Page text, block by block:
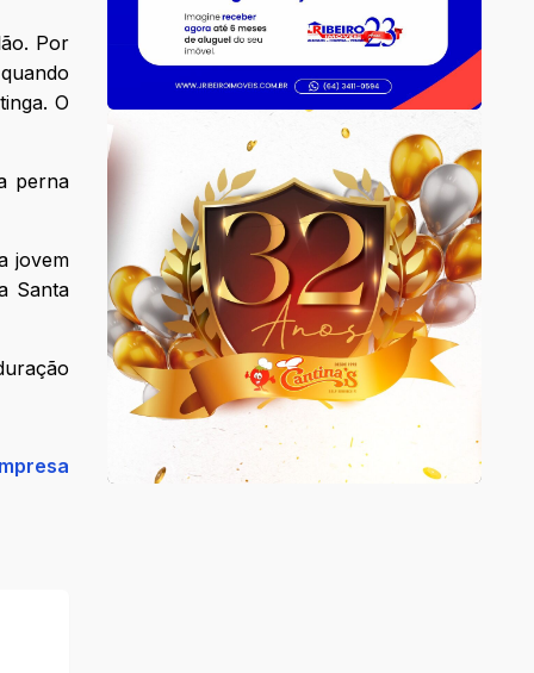
Por
O
perna
jovem
Santa